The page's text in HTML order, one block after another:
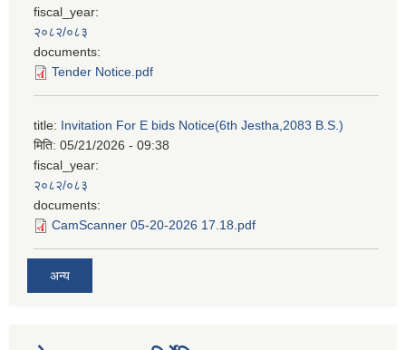
fiscal_year:
२०८२/०८३
documents:
Tender Notice.pdf
title: Invitation For E bids Notice(6th Jestha,2083 B.S.)
मिति: 05/21/2026 - 09:38
fiscal_year:
२०८२/०८३
documents:
CamScanner 05-20-2026 17.18.pdf
अन्य